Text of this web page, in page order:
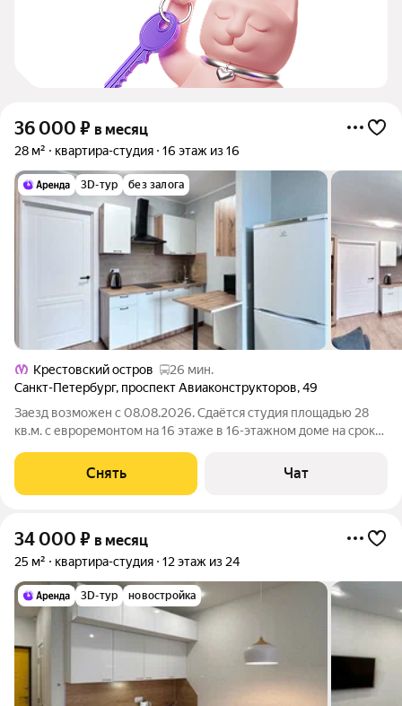
36 000 ₽ в месяц
28 м² квартира-студия 16 этаж из 16
3D-тур без залога
Крестовский остров
26 мин.
Санкт-Петербург, проспект Авиаконструкторов,49
Заезд возможен с 08.08.2026. Сдаётся студия площадью 28
кв.м. с евроремонтом на 16 этаже в 16-этажном доме на срок
Холодильник Кондиционер Микроволновка Пылесос Дом -
кирпичный, окна
Снять Чат
34 000 ₽ в месяц
25 м² квартира-студия 12 этаж из 24
3D-тур новостройка